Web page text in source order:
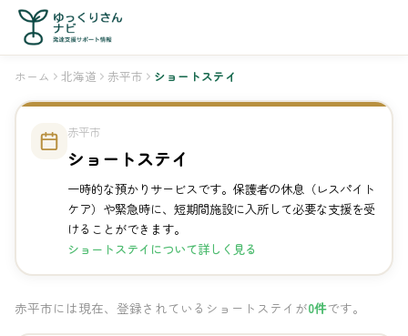
ホーム 北海道 赤平市 ショートステイ
赤平市
ショートステイ
一時的な預かりサービスです。保護者の休息（レスパイト
ケア）や緊急時に、短期間施設に入所して必要な支援を受
けることができます。
ショートステイについて詳しく見る
赤平市には現在、登録されているショートステイが0件です。